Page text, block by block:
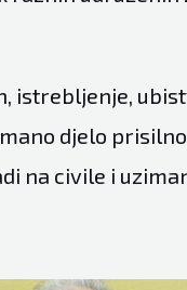
istrebljenje,
djelo
na civile i